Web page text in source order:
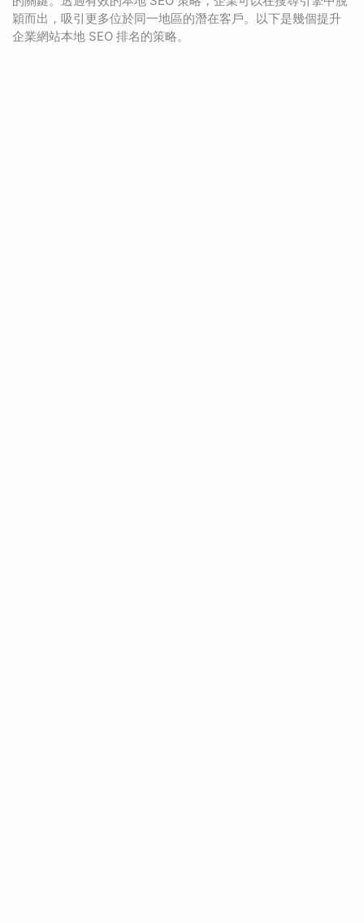
穎而出，吸引更多位於同一地區的潛在客戶。以下是幾個提升
企業網站本地 SEO 排名的策略。